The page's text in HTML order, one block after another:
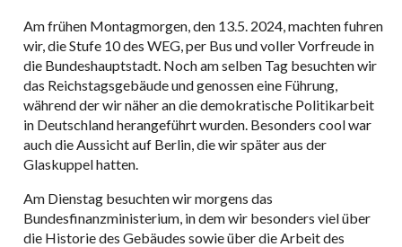
Am frühen Montagmorgen, den 13.5. 2024, machten fuhren
wir, die Stufe 10 des WEG, per Bus und voller Vorfreude in
die Bundeshauptstadt. Noch am selben Tag besuchten wir
das Reichstagsgebäude und genossen eine Führung,
während der wir näher an die demokratische Politikarbeit
in Deutschland herangeführt wurden. Besonders cool war
auch die Aussicht auf Berlin, die wir später aus der
Glaskuppel hatten.
Am Dienstag besuchten wir morgens das
Bundesfinanzministerium, in dem wir besonders viel über
die Historie des Gebäudes sowie über die Arbeit des